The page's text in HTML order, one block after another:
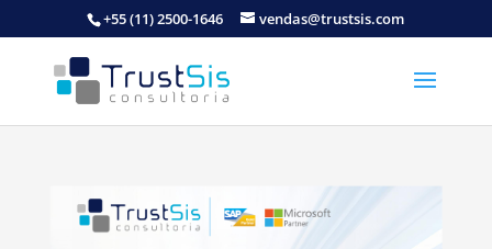
+55 (11) 2500-1646 vendas@trustsis.com